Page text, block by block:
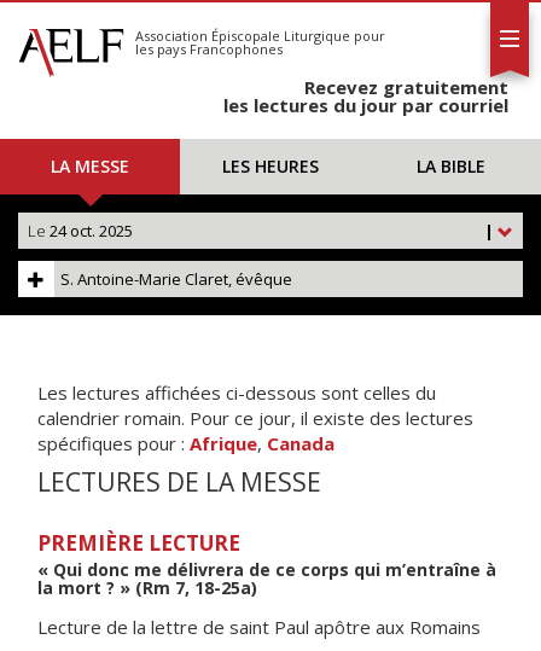
S'abonner
Calendrier
Association Épiscopale Liturgique pour
les pays Francophones
Recevez gratuitement
les lectures du jour par courriel
LA MESSE LES HEURES LA BIBLE
|
Le 24 oct. 2025
S. Antoine-Marie Claret, évêque
Les lectures affichées ci-dessous sont celles du
calendrier romain. Pour ce jour, il existe des lectures
spécifiques pour : Afrique, Canada
LECTURES DE LA MESSE
PREMIÈRE LECTURE
« Qui donc me délivrera de ce corps qui m’entraîne à
la mort ? » (Rm 7, 18-25a)
Lecture de la lettre de saint Paul apôtre aux Romains